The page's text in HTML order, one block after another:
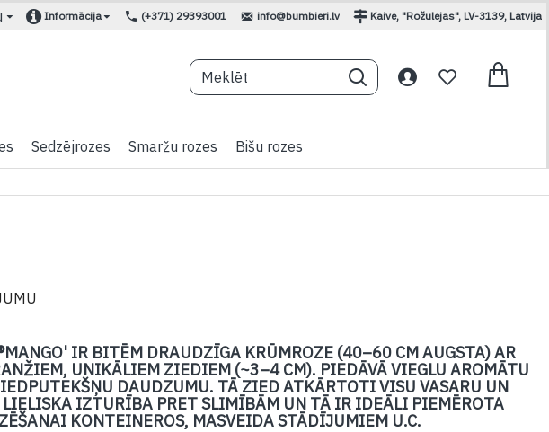
Informācija (+371) 29393001 info@bumbieri.lv Kaive, "Rožulejas", LV-3139, Latvija
Sedzējrozes Smaržu rozes Bišu rozes
IR BITĒM DRAUDZĪGA KRŪMROZE (40–60 CM AUGSTA) AR
UNIKĀLIEM ZIEDIEM (~3–4 CM). PIEDĀVĀ VIEGLU AROMĀTU
DAUDZUMU. TĀ ZIED ATKĀRTOTI VISU VASARU UN
IZTURĪBA PRET SLIMĪBĀM UN TĀ IR IDEĀLI PIEMĒROTA
KONTEINEROS, MASVEIDA STĀDĪJUMIEM U.C.